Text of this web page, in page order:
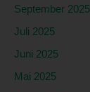
September 2025
Juli 2025
Juni 2025
Mai 2025
c)